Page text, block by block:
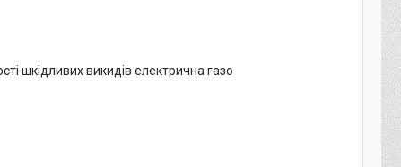
шкідливих викидів електрична газо